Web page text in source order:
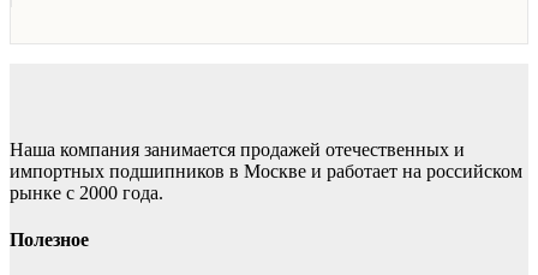
Наша компания занимается продажей отечественных и
импортных подшипников в Москве и работает на российском
рынке с 2000 года.
Полезное